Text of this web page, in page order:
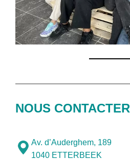
NOUS CONTACTER
Av. d’Auderghem, 189
1040 ETTERBEEK